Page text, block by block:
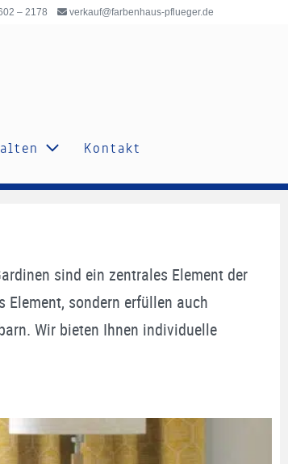
– 2178 verkauf@farbenhaus-pflueger.de
Kontakt
sind ein zentrales Element der
sondern erfüllen auch
Wir bieten Ihnen individuelle